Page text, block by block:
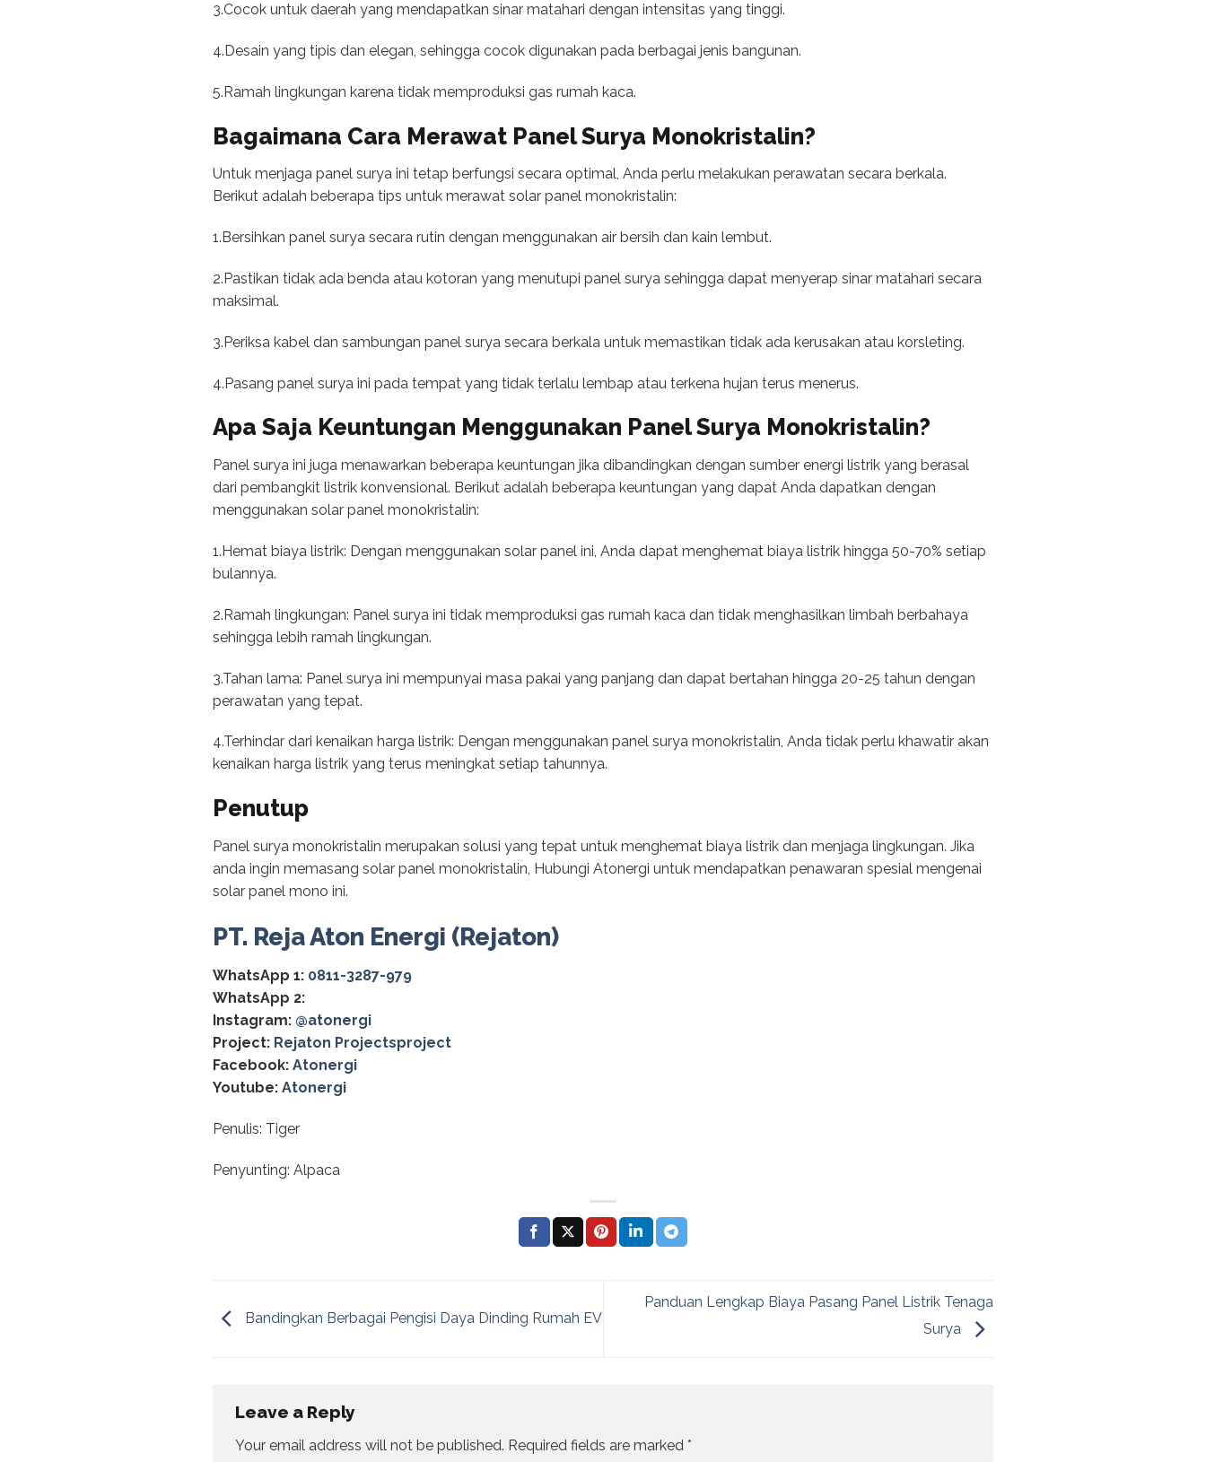
3.Cocok untuk daerah yang mendapatkan sinar matahari dengan intensitas yang tinggi.
4.Desain yang tipis dan elegan, sehingga cocok digunakan pada berbagai jenis bangunan.
5.Ramah lingkungan karena tidak memproduksi gas rumah kaca.
Bagaimana Cara Merawat Panel Surya Monokristalin?
Untuk menjaga panel surya ini tetap berfungsi secara optimal, Anda perlu melakukan perawatan secara berkala.
Berikut adalah beberapa tips untuk merawat solar panel monokristalin:
1.Bersihkan panel surya secara rutin dengan menggunakan air bersih dan kain lembut.
2.Pastikan tidak ada benda atau kotoran yang menutupi panel surya sehingga dapat menyerap sinar matahari secara
maksimal.
3.Periksa kabel dan sambungan panel surya secara berkala untuk memastikan tidak ada kerusakan atau korsleting.
4.Pasang panel surya ini pada tempat yang tidak terlalu lembap atau terkena hujan terus menerus.
Apa Saja Keuntungan Menggunakan Panel Surya Monokristalin?
Panel surya ini juga menawarkan beberapa keuntungan jika dibandingkan dengan sumber energi listrik yang berasal
dari pembangkit listrik konvensional. Berikut adalah beberapa keuntungan yang dapat Anda dapatkan dengan
menggunakan solar panel monokristalin:
1.Hemat biaya listrik: Dengan menggunakan solar panel ini, Anda dapat menghemat biaya listrik hingga 50-70% setiap
bulannya.
2.Ramah lingkungan: Panel surya ini tidak memproduksi gas rumah kaca dan tidak menghasilkan limbah berbahaya
sehingga lebih ramah lingkungan.
3.Tahan lama: Panel surya ini mempunyai masa pakai yang panjang dan dapat bertahan hingga 20-25 tahun dengan
perawatan yang tepat.
4.Terhindar dari kenaikan harga listrik: Dengan menggunakan panel surya monokristalin, Anda tidak perlu khawatir akan
kenaikan harga listrik yang terus meningkat setiap tahunnya.
Penutup
Panel surya monokristalin merupakan solusi yang tepat untuk menghemat biaya listrik dan menjaga lingkungan. Jika
anda ingin memasang solar panel monokristalin, Hubungi Atonergi untuk mendapatkan penawaran spesial mengenai
solar panel mono ini.
PT. Reja Aton Energi (Rejaton)
WhatsApp 1: 0811-3287-979
WhatsApp 2:
Instagram: @‌atonergi
Project: Rejaton Projectsproject
Facebook: Atonergi
Youtube: Atonergi
Penulis: Tiger
Penyunting: Alpaca
Bandingkan Berbagai Pengisi Daya Dinding Rumah EV
Panduan Lengkap Biaya Pasang Panel Listrik Tenaga
Surya
Leave a Reply
Your email address will not be published. Required fields are marked *